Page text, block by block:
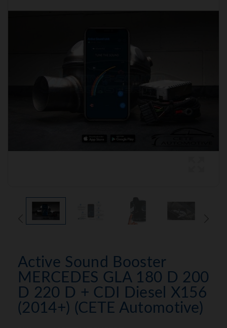
Active Sound Booster
MERCEDES GLA 180 D 200
D 220 D + CDI Diesel X156
(2014+) (CETE Automotive)